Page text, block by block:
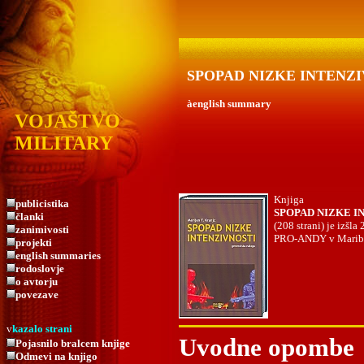
VOJAŠTVO
MILITARY
SPOPAD NIZKE
àenglish summary
publicistika
članki
zanimivosti
projekti
english summaries
rodoslovje
o avtorju
povezave
vkazalo strani
Pojasnilo bralcem knjige
Odmevi na knjigo
Knjiga
SPOPAD NIZKE
(208 strani) je izšla
PRO-ANDY v
Uvodne opombe